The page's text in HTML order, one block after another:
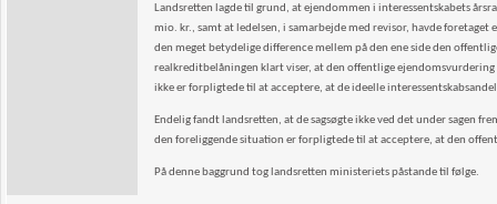
Landsretten lagde til grund, at ejendommen i interessentskabets
mio. kr., samt at ledelsen, i samarbejde med revisor, havde
den meget betydelige difference mellem på den ene side den
realkreditbelåningen klart viser, at den offentlige
ikke er forpligtede til at acceptere, at de ideelle
Endelig fandt landsretten, at de sagsøgte ikke ved det under sagen
den foreliggende situation er forpligtede til at acceptere, at den
På denne baggrund tog landsretten ministeriets påstande til følge.